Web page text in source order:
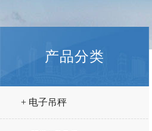
产品分类
+ 电子吊秤